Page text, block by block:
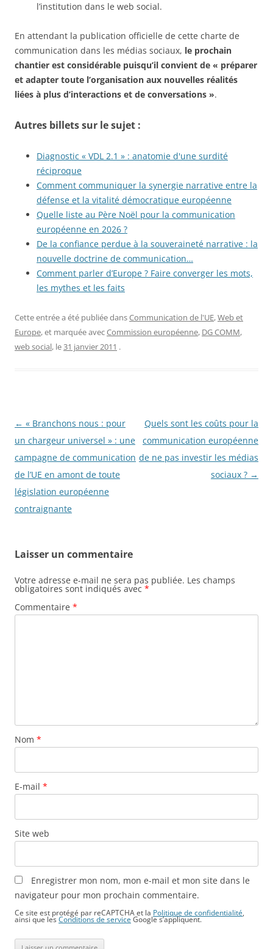
l’institution dans le web social.
En attendant la publication officielle de cette charte de
communication dans les médias sociaux, le prochain
chantier est considérable puisqu’il convient de « préparer
et adapter toute l’organisation aux nouvelles réalités
liées à plus d’interactions et de conversations ».
Autres billets sur le sujet :
Diagnostic « VDL 2.1 » : anatomie d'une surdité
réciproque
Comment communiquer la synergie narrative entre la
défense et la vitalité démocratique européenne
Quelle liste au Père Noël pour la communication
européenne en 2026 ?
De la confiance perdue à la souveraineté narrative : la
nouvelle doctrine de communication…
Comment parler d’Europe ? Faire converger les mots,
les mythes et les faits
Cette entrée a été publiée dansCommunication de l'UE,Web et
Europe, et marquée avecCommission européenne, DG COMM,
web social, le31 janvier 2011 .
Navigation
des
articles
← « Branchons nous : pour
un chargeur universel » : une
campagne de communication
de l’UE en amont de toute
législation européenne
contraignante
Quels sont les coûts pour la
communication européenne
de ne pas investir les médias
sociaux ? →
Laisser un commentaire
Votre adresse e-mail ne sera pas publiée. Les champs
obligatoires sont indiqués avec *
Commentaire *
Nom *
E-mail *
Site web
Enregistrer mon nom, mon e-mail et mon site dans le
navigateur pour mon prochain commentaire.
Ce site est protégé par reCAPTCHA et la Politique de confidentialité
ainsi que lesConditions de service Google s’appliquent.